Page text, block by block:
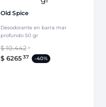
Old Spice
Desodorante en barra mar
profundo 50 gr
$10.442 29
$ 626537 -40%